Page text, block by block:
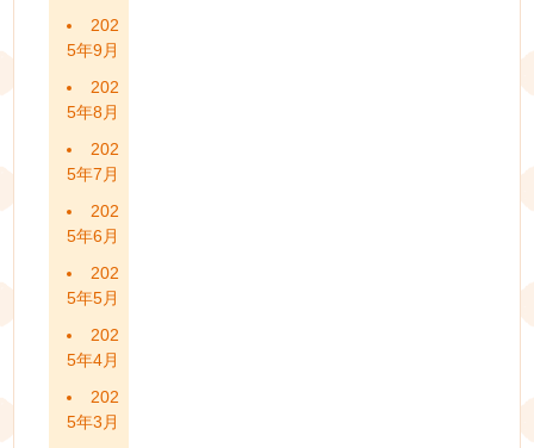
202
5年9月
202
5年8月
202
5年7月
202
5年6月
202
5年5月
202
5年4月
202
5年3月